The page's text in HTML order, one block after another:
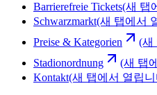
Barrierefreie Tickets(새 탭
Schwarzmarkt(새 탭에서
Preise & Kategorien
(새
Stadionordnung
(새 탭
Kontakt(새 탭에서 열립